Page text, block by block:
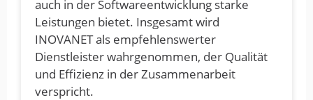
auch in der Softwareentwicklung starke
Leistungen bietet. Insgesamt wird
INOVANET als empfehlenswerter
Dienstleister wahrgenommen, der Qualität
und Effizienz in der Zusammenarbeit
verspricht.